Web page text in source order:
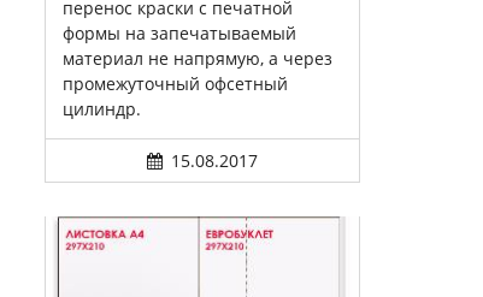
перенос краски с печатной
формы на запечатываемый
материал не напрямую, а через
промежуточный офсетный
цилиндр.
15.08.2017